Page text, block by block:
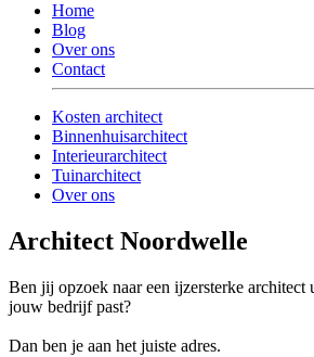
Home
Blog
Over ons
Contact
Kosten architect
Binnenhuisarchitect
Interieurarchitect
Tuinarchitect
Over ons
Architect Noordwelle
Ben jij opzoek naar een ijzersterke
jouw bedrijf past?
Dan ben je aan het juiste adres.